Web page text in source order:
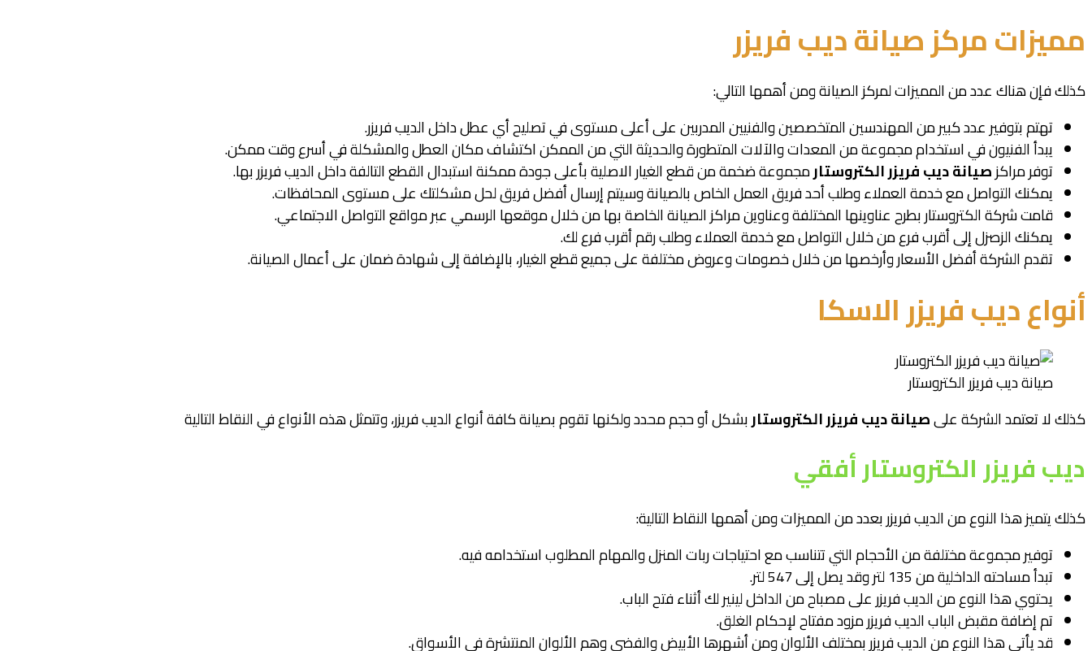
مميزات مركز صيانة ديب فريزر
كذلك فإن هناك عدد من المميزات لمركز الصيانة ومن أهمها التالي:
تهتم بتوفير عدد كبير من المهندسين المتخصصين والفنيين المدربين على أعلى مستوى في تصليح أي عطل داخل الديب فريزر.
يبدأ الفنيون في استخدام مجموعة من المعدات والآلات المتطورة والحديثة التي من الممكن اكتشاف مكان العطل والمشكلة في أسرع وقت ممكن.
توفر مراكزصيانة ديب فريزر الكتروستارمجموعة ضخمة من قطع الغيار الاصلية بأعلى جودة ممكنة استبدال القطع التالفة داخل الديب فريزر بها.
يمكنك التواصل مع خدمة العملاء وطلب أحد فريق العمل الخاص بالصيانة وسيتم إرسال أفضل فريق لحل مشكلتك على مستوى المحافظات.
قامت شركة الكتروستار بطرح عناوينها المختلفة وعناوين مراكز الصيانة الخاصة بها من خلال موقعها الرسمي عبر مواقع التواصل الاجتماعي.
يمكنك الزصزل إلى أقرب فرع من خلال التواصل مع خدمة العملاء وطلب رقم أقرب فرع لك.
تقدم الشركة أفضل الأسعار وأرخصها من خلال خصومات وعروض مختلفة على جميع قطع الغيار، بالإضافة إلى شهادة ضمان على أعمال الصيانة.
أنواع ديب فريزر الاسكا
صيانة ديب فريزر الكتروستار
كذلك لا تعتمد الشركة علىصيانة ديب فريزر الكتروستاربشكل أو حجم محدد ولكنها تقوم بصيانة كافة أنواع الديب فريزر، وتتمثل هذه الأنواع في النقاط التالية
ديب فريزر الكتروستار أفقي
كذلك يتميز هذا النوع من الديب فريزر بعدد من المميزات ومن أهمها النقاط التالية:
توفير مجموعة مختلفة من الأحجام التي تتناسب مع احتياجات ربات المنزل والمهام المطلوب استخدامه فيه.
تبدأ مساحته الداخلية من 135 لتر وقد يصل إلى 547 لتر.
يحتوي هذا النوع من الديب فريزر على مصباح من الداخل لينير لك أثناء فتح الباب.
تم إضافة مقبض الباب الديب فريزر مزود مفتاح لإحكام الغلق.
قد يأتي هذا النوع من الديب فريزر بمختلف الألوان ومن أشهرها الأبيض والفضي وهم الألوان المنتشرة في الأسواق.